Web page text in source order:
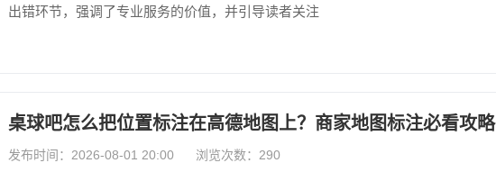
出错环节，强调了专业服务的价值，并引导读者关注
桌球吧怎么把位置标注在高德地图上？商家地图标注必看攻略
发布时间：2026-08-01 20:00 浏览次数：290